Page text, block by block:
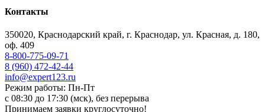
Контакты
350020, Краснодарский край, г. Краснодар, ул. Красная, д. 180,
оф. 409
8-800-775-09-71
8 (960) 472-42-44
info@expert123.ru
Режим работы: Пн-Пт
с 08:30 до 17:30 (мск), без перерыва
Принимаем заявки круглосуточно!